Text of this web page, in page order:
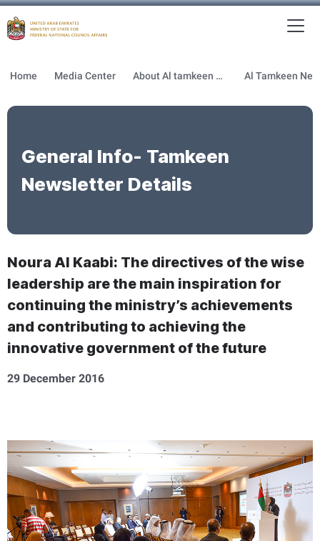
Home Media Center About Al tamkeen newsletter
General Info- Tamkeen
Newsletter Details
Noura Al Kaabi: The directives of the wise
leadership are the main inspiration for
continuing the ministry’s achievements
and contributing to achieving the
innovative government of the future
29 December 2016